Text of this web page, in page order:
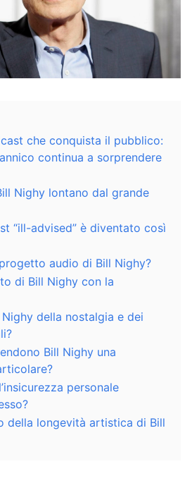
che conquista il pubblico:
continua a sorprendere
Nighy lontano dal grande
“ill-advised” è diventato così
audio di Bill Nighy?
di Bill Nighy con la
della nostalgia e dei
Bill Nighy una
personale
della longevità artistica di Bill